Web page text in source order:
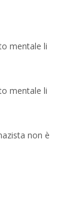
mentale li
mentale li
non è